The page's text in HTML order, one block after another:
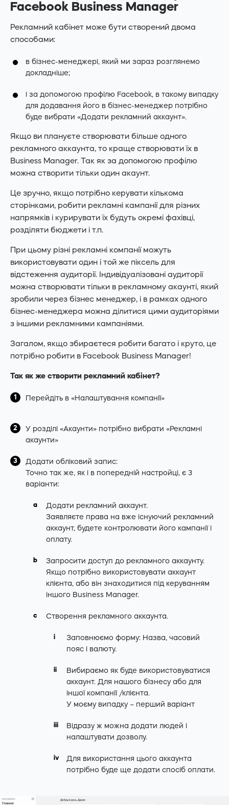
Facebook Business Manager
Рекламний кабінет може бути створений двома
способами:
в бізнес-менеджері, який ми зараз розглянемо
докладніше;
і за допомогою профілю Facebook, в такому випадку
для додавання його в бізнес-менеджер потрібно
буде вибрати «Додати рекламний аккаунт».
Якщо ви плануєте створювати більше одного
рекламного аккаунта, то краще створювати їх в
Business Manager. Так як за допомогою профілю
можна створити тільки один акаунт.
Це зручно, якщо потрібно керувати кількома
сторінками, робити рекламні кампанії для різних
напрямків і курирувати їх будуть окремі фахівці,
розділяти бюджети і т.п.
При цьому різні рекламні компанії можуть
використовувати один і той же піксель для
відстеження аудиторії. Індивідуалізовані аудиторії
можна створювати тільки в рекламному акаунті, який
зробили через бізнес менеджер, і в рамках одного
бізнес-менеджера можна ділитися цими аудиторіями
з іншими рекламними кампаніями.
Загалом, якщо збираєтеся робити багато і круто, це
потрібно робити в Facebook Business Manager!
Так як же створити рекламний кабінет?
Перейдіть в «Налаштування компанії»
У розділі «Акаунти» потрібно вибрати «Рекламні
акаунти»
Додати обліковий запис:
Точно так же, як і в попередній настройці, є 3
варіанти:
Додати рекламний аккаунт.
Заявляєте права на вже існуючий рекламний
аккаунт, будете контролювати його кампанії і
оплату.
Запросити доступ до рекламного аккаунту.
Якщо потрібно використовувати аккаунт
клієнта, або він знаходитися під керуванням
іншого Business Manager.
Створення рекламного аккаунта.
Заповнюємо форму: Назва, часовий
пояс і валюту.
Вибираємо як буде використовуватися
аккаунт. Для нашого бізнесу або для
іншої компанії /клієнта.
У моєму випадку – перший варіант
Відразу ж можна додати людей і
налаштувати дозволу.
Для використання цього аккаунта
потрібно буде ще додати спосіб оплати.